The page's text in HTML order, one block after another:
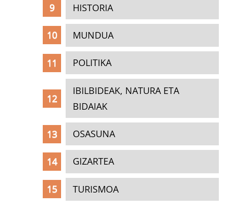
HISTORIA
MUNDUA
POLITIKA
IBILBIDEAK, NATURA ETA
BIDAIAK
OSASUNA
GIZARTEA
TURISMOA